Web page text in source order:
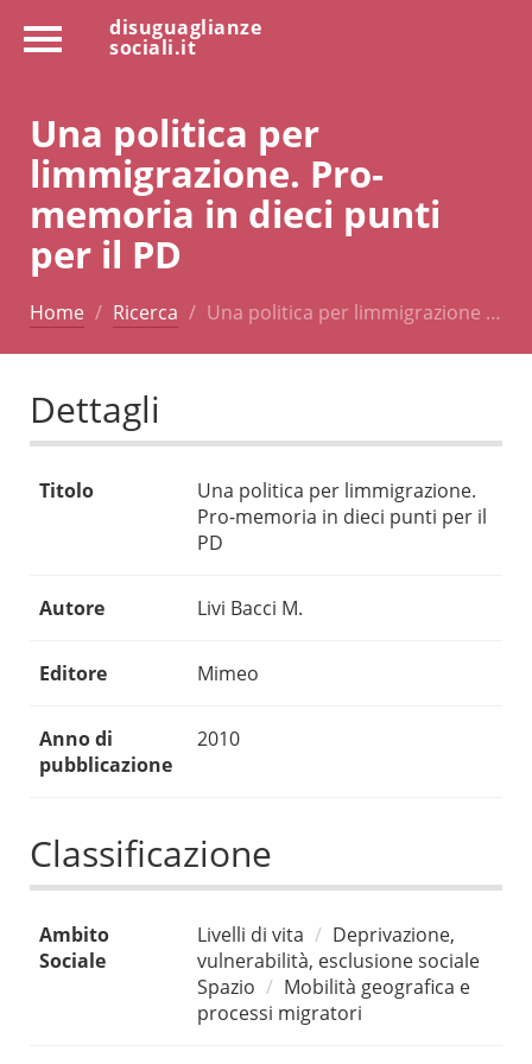
disuguaglianze
sociali.it
Una politica per
limmigrazione. Pro-
memoria in dieci punti
per il PD
Home Ricerca Una politica per limmigrazione …
Dettagli
Titolo
Una politica per limmigrazione.
Pro-memoria in dieci punti per il
PD
Autore Livi Bacci M.
Editore Mimeo
Anno di
pubblicazione
2010
Classificazione
Ambito
Sociale
Livelli di vita
Deprivazione,
vulnerabilità, esclusione sociale
Spazio
Mobilità geografica e
processi migratori